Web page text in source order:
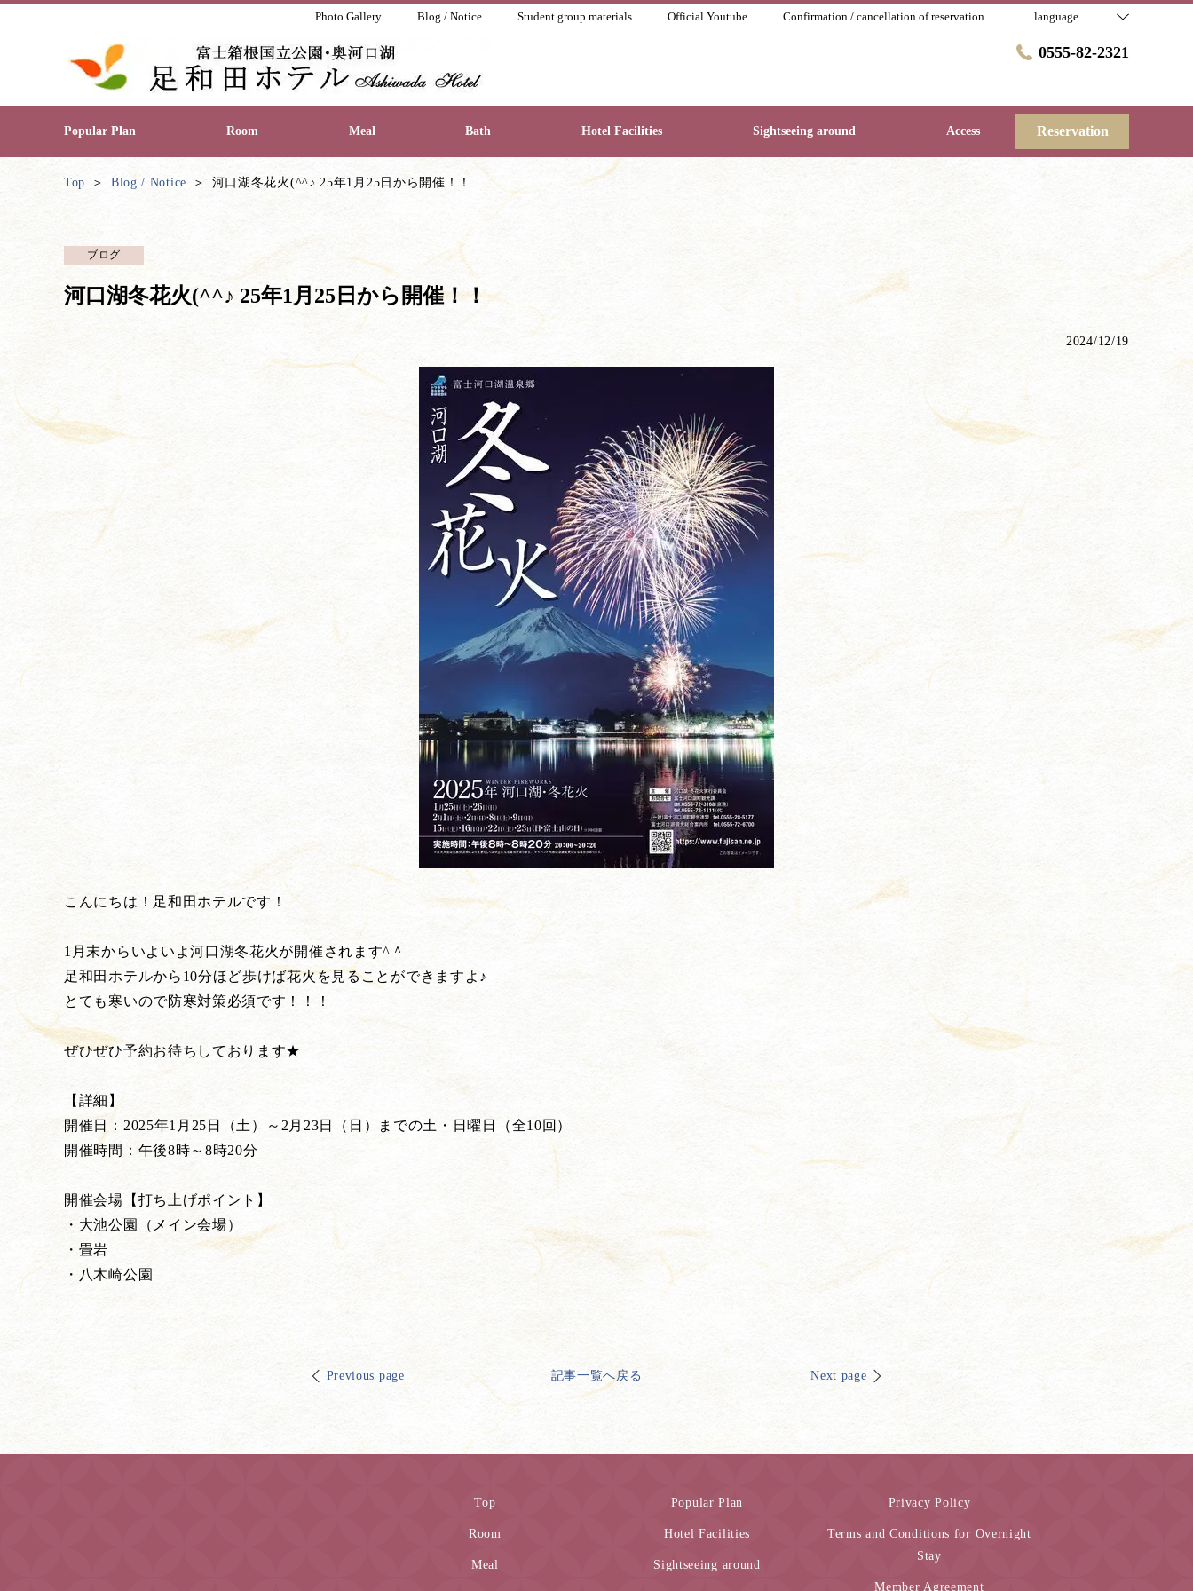
Photo Gallery Blog / Notice Student group materials Official Youtube Confirmation / cancellation of reservation language
0555-82-2321
Popular Plan Room Meal Bath Hotel Facilities Sightseeing around Access Reservation
Top Blog / Notice 河口湖冬花火(^^♪ 25年1月25日から開催！！
ブログ
河口湖冬花火(^^♪ 25年1月25日から開催！！
2024/12/19
こんにちは！足和田ホテルです！
1月末からいよいよ河口湖冬花火が開催されます^＾
足和田ホテルから10分ほど歩けば花火を見ることができますよ♪
とても寒いので防寒対策必須です！！！
ぜひぜひ予約お待ちしております★
【詳細】
開催日：2025年1月25日（土）～2月23日（日）までの土・日曜日（全10回）
開催時間：午後8時～8時20分
開催会場【打ち上げポイント】
・大池公園（メイン会場）
・畳岩
・八木崎公園
Previous page 記事一覧へ戻る Next page
Top
Room
Meal
Popular Plan
Hotel Facilities
Sightseeing around
Privacy Policy
Terms and Conditions for Overnight
Stay
Member Agreement